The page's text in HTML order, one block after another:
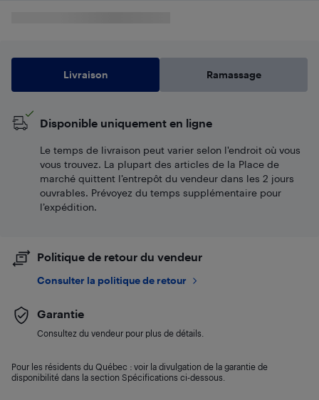
Livraison Ramassage
Disponible uniquement en ligne
Le temps de livraison peut varier selon l'endroit où vous
vous trouvez. La plupart des articles de la Place de
marché quittent l’entrepôt du vendeur dans les 2 jours
ouvrables. Prévoyez du temps supplémentaire pour
l’expédition.
Politique de retour du vendeur
Consulter la politique de retour
Garantie
Consultez du vendeur pour plus de détails.
Pour les résidents du Québec : voir la divulgation de la garantie de
disponibilité dans la section Spécifications ci-dessous.